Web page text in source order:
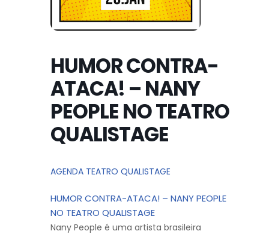
HUMOR CONTRA-
ATACA! – NANY
PEOPLE NO TEATRO
QUALISTAGE
AGENDA TEATRO QUALISTAGE
HUMOR CONTRA-ATACA! – NANY PEOPLE
NO TEATRO QUALISTAGE
Nany People é uma artista brasileira